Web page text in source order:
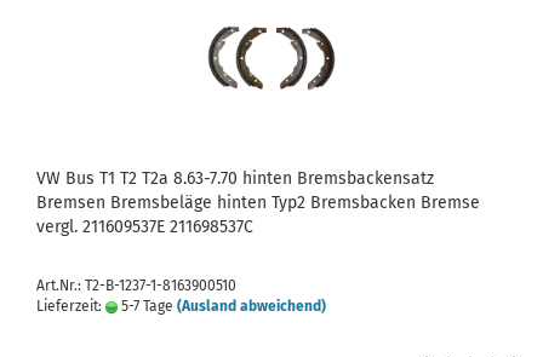
VW Bus T1 T2 T2a 8.63-7.70 hinten Bremsbackensatz
Bremsen Bremsbeläge hinten Typ2 Bremsbacken Bremse
vergl. 211609537E 211698537C
Art.Nr.: T2-B-1237-1-8163900510
Lieferzeit:
5-7 Tage (Ausland abweichend)